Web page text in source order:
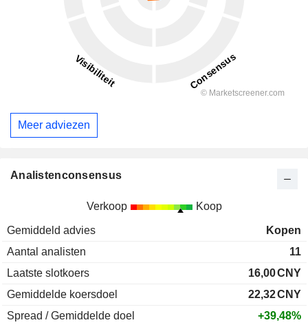
Meer adviezen
Analistenconsensus
Verkoop Koop
Gemiddeld advies
Kopen
Aantal analisten
11
Laatste slotkoers
16,00CNY
Gemiddelde koersdoel
22,32CNY
Spread / Gemiddelde doel
+39,48%